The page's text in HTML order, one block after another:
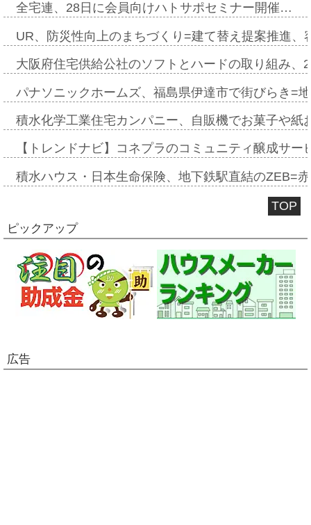
全宅連、28日に会員向けハトサポセミナー開催…
UR、防災性向上のまちづくり=建て替え提案推進
大阪府住宅供給公社のソフトとハードの取り組み
パナソニックホームズ、福島県伊達市で街びらき=
積水化学工業住宅カンパニー、自販機でお菓子や
【トレンドナビ】コネプラのコミュニティ醸成サ
積水ハウス・日本生命保険、地下鉄駅直結のZEB=
TOP
ピックアップ
広告